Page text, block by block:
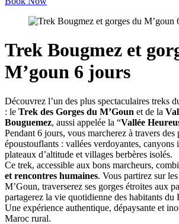
Trek Bougmez et
M’goun 6 jours
Découvrez l’un des plus spectaculaires treks
: le Trek des Gorges du M’Goun et de la
Bouguemez, aussi appelée la “Vallée
Pendant 6 jours, vous marcherez à travers des
époustouflants : vallées verdoyantes, canyons
plateaux d’altitude et villages berbères isolés.
Ce trek, accessible aux bons marcheurs,
et rencontres humaines. Vous partirez sur
M’Goun, traverserez ses gorges étroites aux
partagerez la vie quotidienne des habitants du
Une expérience authentique, dépaysante et
Maroc rural.